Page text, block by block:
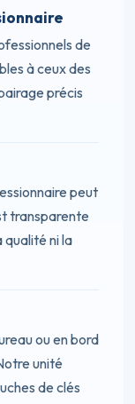
de
à ceux des
précis
peut
transparente
ni la
ou en bord
unité
de clés